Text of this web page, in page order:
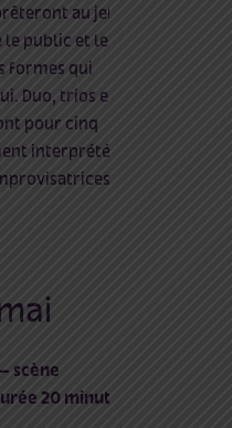
au jeu du
le public et le
formes qui
Duo, trios et
pour cinq
interprétées
scène
20 minutes